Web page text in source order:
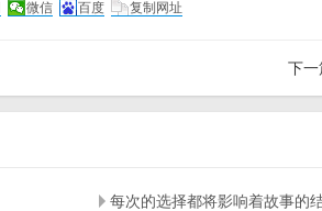
微信 百度 复制网址
下一
每次的选择都将影响着故事的